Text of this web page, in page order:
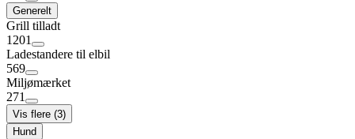
Generelt
Grill tilladt
1201
Ladestandere til elbil
569
Miljømærket
271
Vis flere (3)
Hund